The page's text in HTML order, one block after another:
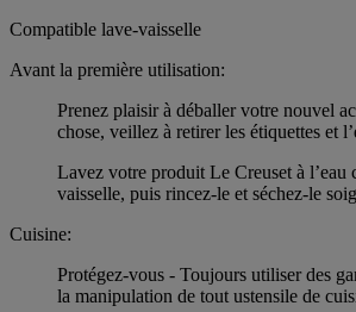
Compatible lave-vaisselle
Avant la première utilisation:
Prenez plaisir à déballer votre nouvel
chose, veillez à retirer les étiquettes et
Lavez votre produit Le Creuset à l’eau
vaisselle, puis rincez-le et séchez-le
Cuisine:
Protégez-vous - Toujours utiliser des
la manipulation de tout ustensile de